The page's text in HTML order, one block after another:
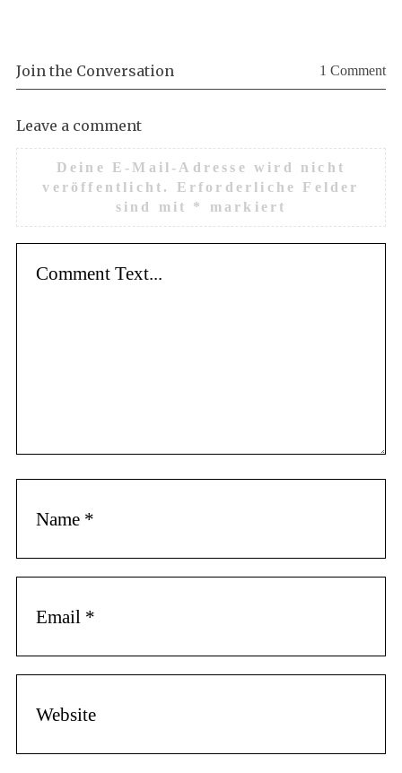
Join the Conversation 1 Comment
Leave a comment
Deine E-Mail-Adresse wird nicht
veröffentlicht.
Erforderliche Felder
sind mit * markiert